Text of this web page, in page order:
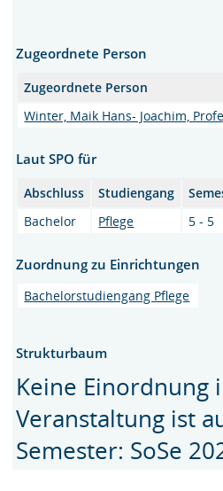
Zugeordnete Person
Zugeordnete Person
Winter, Maik Hans- Joachim,
Laut SPO für
Abschluss Studiengang
Bachelor
Pflege 5 - 5
Zuordnung zu Einrichtungen
Bachelorstudiengang Pflege
Strukturbaum
Keine Einordnung
Veranstaltung ist
Semester: SoSe